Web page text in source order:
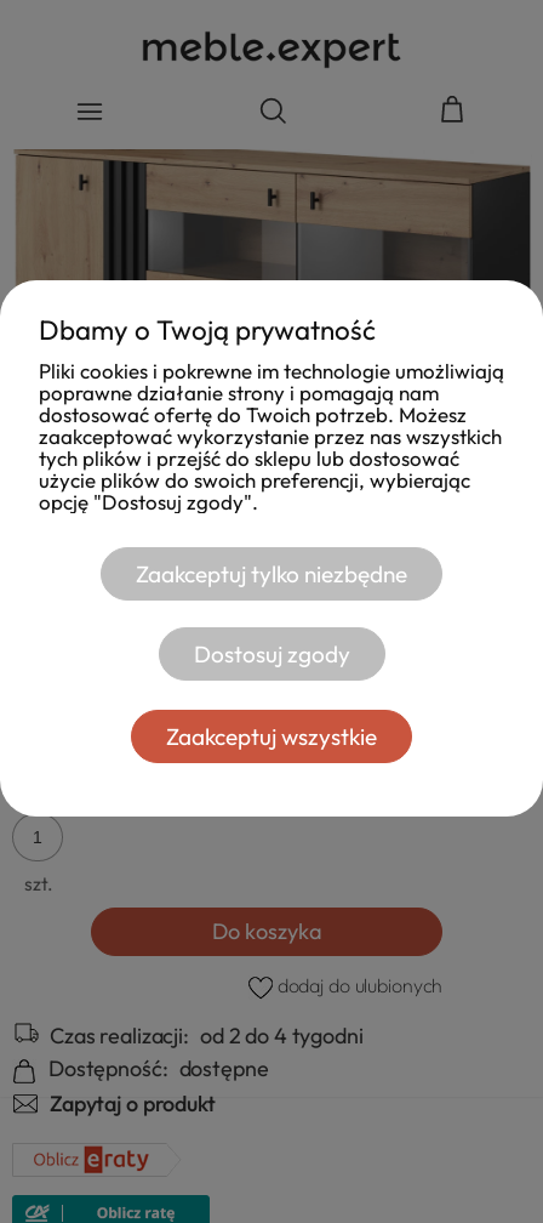
KOMODA INDUSTRIALNA DĄB JASNY
szt.
Do koszyka
dodaj do ulubionych
Czas realizacji: od 2 do 4 tygodni
Dostępność: dostępne
Zapytaj o produkt
Dbamy o Twoją prywatność
Pliki cookies i pokrewne im technologie umożliwiają
poprawne działanie strony i pomagają nam
dostosować ofertę do Twoich potrzeb. Możesz
zaakceptować wykorzystanie przez nas wszystkich
tych plików i przejść do sklepu lub dostosować
użycie plików do swoich preferencji, wybierając
opcję "Dostosuj zgody".
Zaakceptuj tylko niezbędne
Dostosuj zgody
Zaakceptuj wszystkie